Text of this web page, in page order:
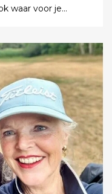
waar voor je
ik het nu echt niet